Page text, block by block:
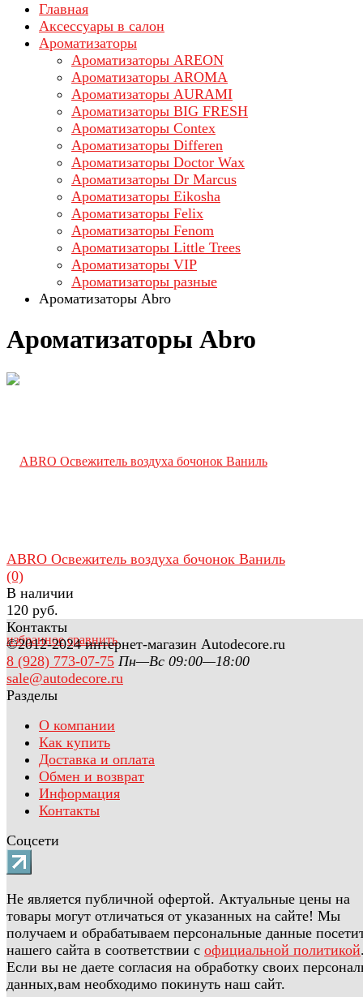
Главная
Аксессуары в салон
Ароматизаторы
Ароматизаторы AREON
Ароматизаторы AROMA
Ароматизаторы AURAMI
Ароматизаторы BIG FRESH
Ароматизаторы Contex
Ароматизаторы Differen
Ароматизаторы Doctor Wax
Ароматизаторы Dr Marcus
Ароматизаторы Eikosha
Ароматизаторы Felix
Ароматизаторы Fenom
Ароматизаторы Little Trees
Ароматизаторы VIP
Ароматизаторы разные
Ароматизаторы Abro
Ароматизаторы Abro
избранное сравнить
ABRO Освежитель воздуха бочонок Ваниль
(0)
В наличии
120 руб.
Контакты
©2012-2024 интернет-магазин Autodecore.ru
8 (928) 773-07-75 Пн—Вс 09:00—18:00
sale@autodecore.ru
Разделы
О компании
Как купить
Доставка и оплата
Обмен и возврат
Информация
Контакты
Соцсети
Не является публичной офертой. Актуальные цены на
товары могут отличаться от указанных на сайте! Мы
получаем и обрабатываем персональные данные
нашего сайта в соответствии с официальной политикой
Если вы не даете согласия на обработку своих
данных,вам необходимо покинуть наш сайт.